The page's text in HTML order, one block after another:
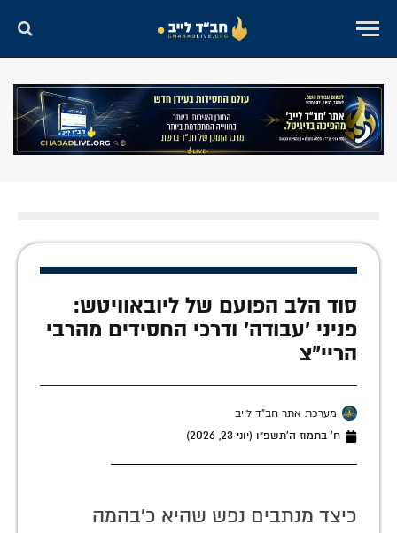
סוד הלב הפועם של ליובאוויטש:
פניני 'עבודה' ודרכי החסידים מהרבי
הריי"צ
מערכת אתר חב"ד לייב
ח׳ בתמוז ה׳תשפ״ו (יוני 23, 2026)
כיצד מנתבים נפש שהיא כ'בהמה